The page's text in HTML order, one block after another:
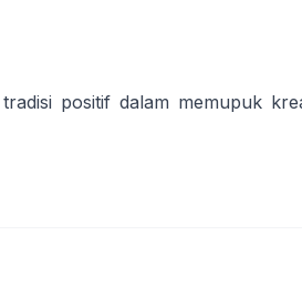
positif dalam memupuk